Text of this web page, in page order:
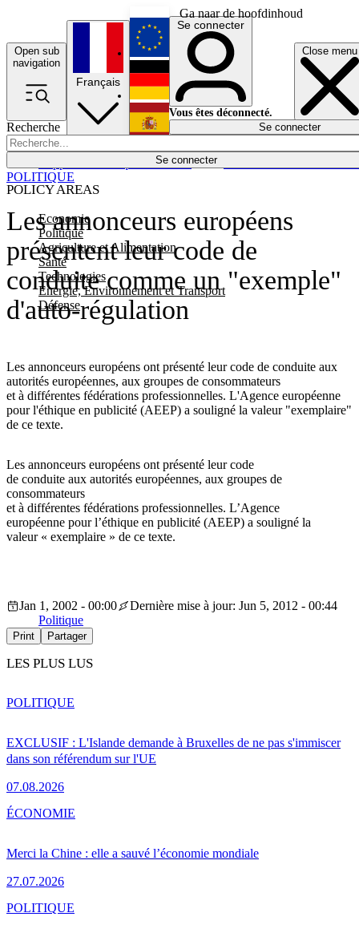
Ga naar de hoofdinhoud
Open sub
navigation
Close menu
Recherche
Se connecter
POLICY AREAS
Economie
Politique
Agriculture et Alimentation
Santé
Technologies
Energie, Environnement et Transport
Défense
Économie
Français
English
Deutsch
Español
Se connecter
Vous êtes déconnecté.
Se connecter
Les annonceurs européens
présentent leur code de
conduite comme un "exemple"
d'auto-régulation
Les annonceurs européens ont présenté leur code de conduite aux
autorités européennes, aux groupes de consommateurs
et à différentes fédérations professionnelles. L'Agence européenne
pour l'éthique en publicité (AEEP) a souligné la valeur "exemplaire"
de ce texte.
POLITIQUE
Les annonceurs européens ont présenté leur code
de conduite aux autorités européennes, aux groupes de
consommateurs
et à différentes fédérations professionnelles. L’Agence
européenne pour l’éthique en publicité (AEEP) a souligné la
valeur « exemplaire » de ce texte.
Jan 1, 2002 - 00:00
Dernière mise à jour: Jun 5, 2012 - 00:44
Politique
Print Partager
LES PLUS LUS
EXCLUSIF : L'Islande demande à Bruxelles de ne pas s'immiscer
dans son référendum sur l'UE
07.08.2026
POLITIQUE
Merci la Chine : elle a sauvé l’économie mondiale
27.07.2026
ÉCONOMIE
POLITIQUE